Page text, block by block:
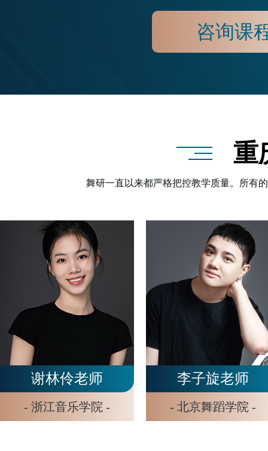
咨询课
重
舞研一直以来都严格把控教学质量。所有
李想老师
- 北京舞蹈学院 -
张玲毓老师
- 中央民族大学 -